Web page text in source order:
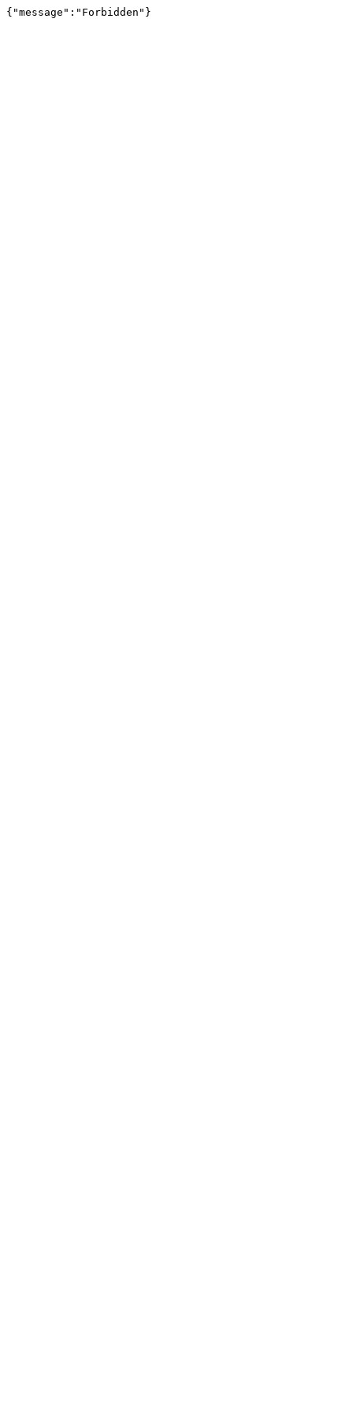
{"message":"Forbidden"}